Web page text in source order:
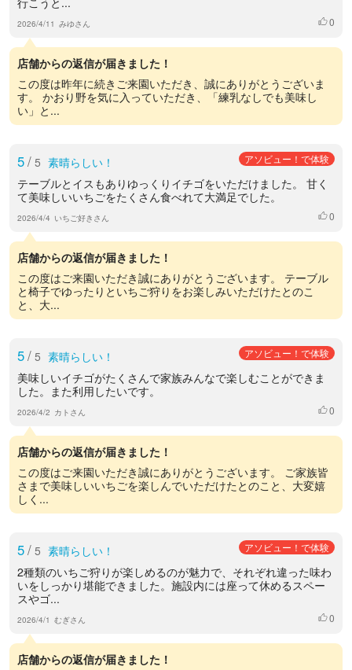
2026/4/11 みゆさん いいね
0
店舗からの返信が届きました！
この度は昨年に続きご来園いただき、誠にありがとうございま
す。 かおり野を気に入っていただき、「練乳なしでも美味し
い」と...
5/ 5 素晴らしい！ アソビュー！で体験
テーブルとイスもありゆっくりイチゴをいただけました。 甘く
て美味しいいちごをたくさん食べれて大満足でした。
2026/4/4 いちご好きさん いいね
0
店舗からの返信が届きました！
この度はご来園いただき誠にありがとうございます。 テーブル
と椅子でゆったりといちご狩りをお楽しみいただけたとのこ
と、大...
5/ 5 素晴らしい！ アソビュー！で体験
美味しいイチゴがたくさんで家族みんなで楽しむことができま
した。また利用したいです。
2026/4/2 カトさん いいね
0
店舗からの返信が届きました！
この度はご来園いただき誠にありがとうございます。 ご家族皆
さまで美味しいいちごを楽しんでいただけたとのこと、大変嬉
しく...
5/ 5 素晴らしい！ アソビュー！で体験
2種類のいちご狩りが楽しめるのが魅力で、それぞれ違った味わ
いをしっかり堪能できました。施設内には座って休めるスペー
スやゴ...
2026/4/1 むぎさん いいね
0
店舗からの返信が届きました！